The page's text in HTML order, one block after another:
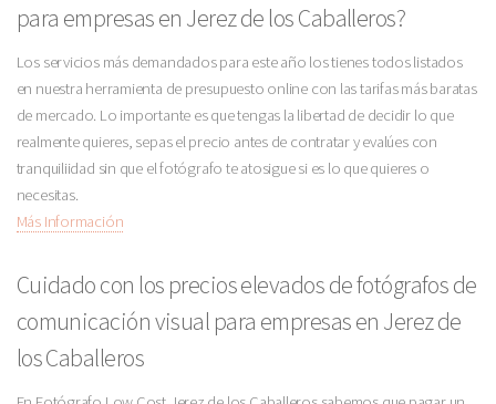
para empresas en Jerez de los Caballeros?
Los servicios más demandados para este año los tienes todos listados
en nuestra herramienta de presupuesto online con las tarifas más baratas
de mercado. Lo importante es que tengas la libertad de decidir lo que
realmente quieres, sepas el precio antes de contratar y evalúes con
tranquiliidad sin que el fotógrafo te atosigue si es lo que quieres o
necesitas.
Más Información
Cuidado con los precios elevados de fotógrafos de
comunicación visual para empresas en Jerez de
los Caballeros